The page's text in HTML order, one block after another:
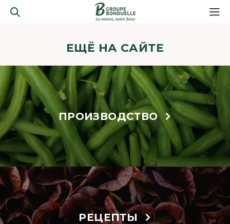
ЕЩЁ НА САЙТЕ
ПРОИЗВОДСТВО
РЕЦЕПТЫ